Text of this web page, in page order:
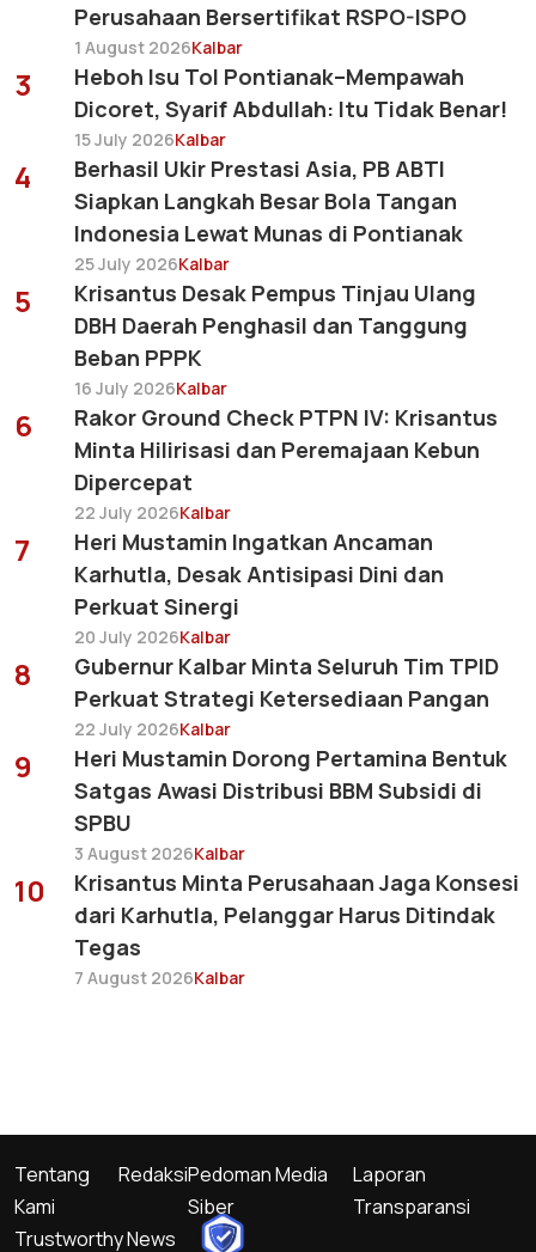
Perusahaan Bersertifikat RSPO-ISPO
1 August 2026Kalbar
3
Heboh Isu Tol Pontianak–Mempawah
Dicoret, Syarif Abdullah: Itu Tidak Benar!
15 July 2026Kalbar
4
Berhasil Ukir Prestasi Asia, PB ABTI
Siapkan Langkah Besar Bola Tangan
Indonesia Lewat Munas di Pontianak
25 July 2026Kalbar
5
Krisantus Desak Pempus Tinjau Ulang
DBH Daerah Penghasil dan Tanggung
Beban PPPK
16 July 2026Kalbar
6
Rakor Ground Check PTPN IV: Krisantus
Minta Hilirisasi dan Peremajaan Kebun
Dipercepat
22 July 2026Kalbar
7
Heri Mustamin Ingatkan Ancaman
Karhutla, Desak Antisipasi Dini dan
Perkuat Sinergi
20 July 2026Kalbar
8
Gubernur Kalbar Minta Seluruh Tim TPID
Perkuat Strategi Ketersediaan Pangan
22 July 2026Kalbar
9
Heri Mustamin Dorong Pertamina Bentuk
Satgas Awasi Distribusi BBM Subsidi di
SPBU
3 August 2026Kalbar
10
Krisantus Minta Perusahaan Jaga Konsesi
dari Karhutla, Pelanggar Harus Ditindak
Tegas
7 August 2026Kalbar
Trustworthy News
Tentang
Kami
RedaksiPedoman Media
Siber
Laporan
Transparansi